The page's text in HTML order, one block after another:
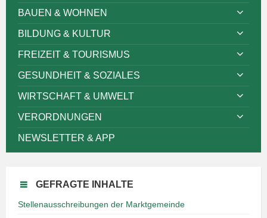
BAUEN & WOHNEN
BILDUNG & KULTUR
FREIZEIT & TOURISMUS
GESUNDHEIT & SOZIALES
WIRTSCHAFT & UMWELT
VERORDNUNGEN
NEWSLETTER & APP
GEFRAGTE INHALTE
Stellenausschreibungen der Marktgemeinde